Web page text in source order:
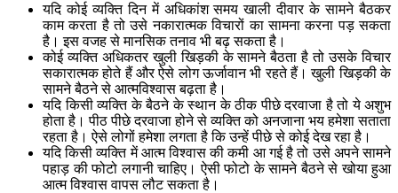
यदि कोई व्यक्ति दिन में अधिकांश समय खाली दीवार के सामने बैठकर
काम करता है तो उसे नकारात्मक विचारों का सामना करना पड़ सकता
है। इस वजह से मानसिक तनाव भी बढ़ सकता है।
कोई व्यक्ति अधिकतर खुली खिड़की के सामने बैठता है तो उसके विचार
सकारात्मक होते हैं और ऐसे लोग ऊर्जावान भी रहते हैं। खुली खिड़की के
सामने बैठने से आत्मविश्वास बढ़ता है।
यदि किसी व्यक्ति के बैठने के स्थान के ठीक पीछे दरवाजा है तो ये अशुभ
होता है। पीठ पीछे दरवाजा होने से व्यक्ति को अनजाना भय हमेशा सताता
रहता है। ऐसे लोगों हमेशा लगता है कि उन्हें पीछे से कोई देख रहा है।
यदि किसी व्यक्ति में आत्म विश्वास की कमी आ गई है तो उसे अपने सामने
पहाड़ की फोटो लगानी चाहिए। ऐसी फोटो के सामने बैठने से खोया हुआ
आत्म विश्वास वापस लौट सकता है।